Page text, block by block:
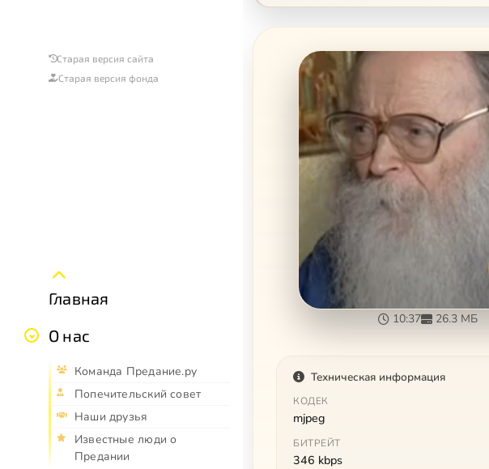
Старая версия сайта
Старая версия фонда
Главная
О нас
Команда Предание.ру
Попечительский совет
Наши друзья
Известные люди о
Предании
10:37 26.3 МБ
Техническая информация
КОДЕК
mjpeg
БИТРЕЙТ
346 kbps